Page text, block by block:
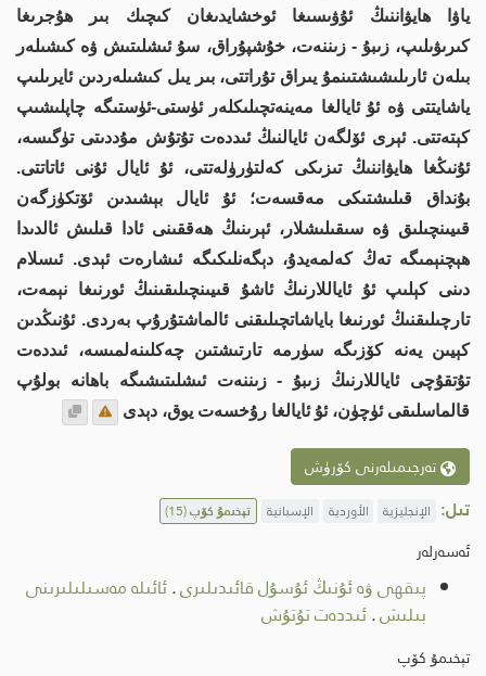
ياۋا ھايۋاننىڭ ئۇۋىسىغا ئوخشايدىغان كىچىك بىر ھۇجرىغا
كىرىۋىلىپ، زىبۇ - زىننەت، خۇشپۇراق، سۇ ئىشلىتىش ۋە كىشىلەر
بىلەن ئارىلىشىشتىنمۇ يىراق تۇراتتى، بىر يىل كىشىلەردىن ئايرىلىپ
ياشايتتى ۋە ئۇ ئايالغا مەينەتچىلىكلەر ئۈستى-ئۈستىگە چاپلىشىپ
كېتەتتى. ئېرى ئۆلگەن ئايالنىڭ ئىددەت تۇتۇش مۇددىتى تۈگىسە،
ئۇنىڭغا ھايۋاننىڭ تىزىكى كەلتۈرۈلەتتى، ئۇ ئايال ئۇنى ئاتاتتى.
بۇنداق قىلىشتىكى مەقسەت؛ ئۇ ئايال بېشىدىن ئۆتكۈزگەن
قىيىنچىلىق ۋە سىقىلىشلار، ئېرىنىڭ ھەققىنى ئادا قىلىش ئالدىدا
ھېچنېمىگە تەڭ كەلمەيدۇ، دېگەنلىكىگە ئىشارەت ئېدى. ئىسلام
دىنى كېلىپ ئۇ ئاياللارنىڭ ئاشۇ قىيىنچىلىقىنىڭ ئورنىغا نېمەت،
تارچىلىقنىڭ ئورنىغا باياشاتچىلىقنى ئالماشتۇرۇپ بەردى. ئۇنىڭدىن
كېيىن يەنە كۆزىگە سۈرمە تارتىشتىن چەكلىنەلمىسە، ئىددەت
تۇتقۇچى ئاياللارنىڭ زىبۇ - زىننەت ئىشلىتىشىگە باھانە بولۇپ
قالماسلىقى ئۈچۈن، ئۇ ئايالغا رۇخسەت يوق، دېدى
تەرجىمىلەرنى كۆرۈش
تىل: الإنجليزية الأوردية الإسبانية تېخىمۇ كۆپ(15)
ئەسەرلەر
پىقھى ۋە ئۇنىڭ ئۇسۇل قائىدىلىرى.ئائىلە مەسىلىلىرىنى
بىلىش.ئىددەت تۇتۇش
تېخىمۇ كۆپ